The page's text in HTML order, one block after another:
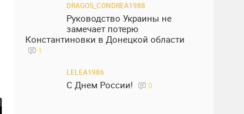
DRAGOS_CONDREA1988
Руководство Украины не
замечает потерю
Константиновки в Донецкой области
1
LELEA1986
С Днем России! 0